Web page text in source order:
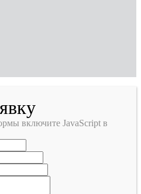
включите JavaScript в